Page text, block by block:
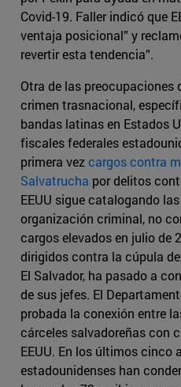
Covid-19. Faller indicó que
ventaja posicional” y
revertir esta tendencia”.
Otra de las preocupaciones
crimen trasnacional,
bandas latinas en Estados
fiscales federales
primera vezcargos contra
Salvatrucha por delitos
EEUU sigue catalogando
organización criminal, no
cargos elevados en julio de
dirigidos contra la cúpula
El Salvador, ha pasado a
de sus jefes. El
probada la conexión entre
cárceles salvadoreñas con
EEUU. En los últimos cinco
estadounidenses han